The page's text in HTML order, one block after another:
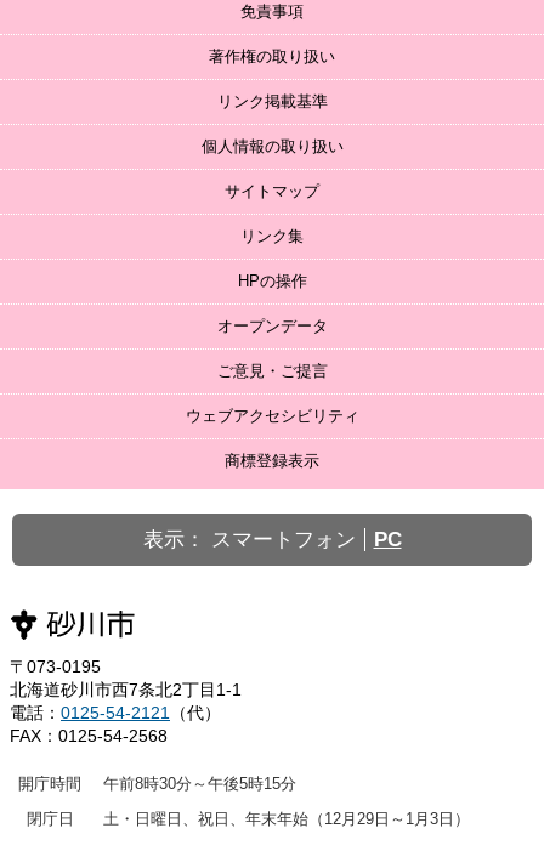
免責事項
著作権の取り扱い
リンク掲載基準
個人情報の取り扱い
サイトマップ
リンク集
HPの操作
オープンデータ
ご意見・ご提言
ウェブアクセシビリティ
商標登録表示
表示： スマートフォン PC
〒073-0195
北海道砂川市西7条北2丁目1-1
電話： 0125-54-2121 （代）
FAX：0125-54-2568
開庁時間
午前8時30分～午後5時15分
閉庁日
土・日曜日、祝日、年末年始（12月29日～1月3日）